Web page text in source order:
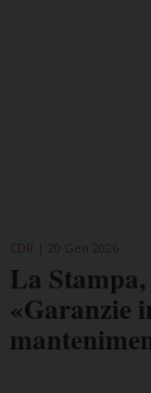
CDR
La
«Garanzie